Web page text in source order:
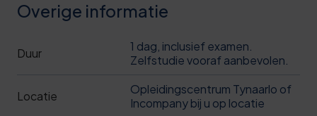
Overige informatie
Duur
1 dag, inclusief examen.
Zelfstudie vooraf aanbevolen.
Locatie
Opleidingscentrum Tynaarlo of
Incompany bij u op locatie